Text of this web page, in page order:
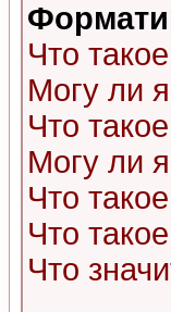
Что
Могу ли
Что
Могу ли
Что
Что
Что